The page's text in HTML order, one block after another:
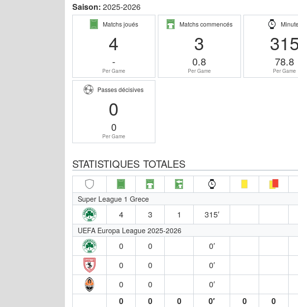
Saison: 2025-2026
Matchs joués
4
-
Per Game
Matchs commencés
3
0.8
Per Game
78.8
Per Game
Passes décisives
0
0
Per Game
STATISTIQUES TOTALES
Super League 1 Grece
4 3 1 315′
UEFA Europa League 2025-2026
0 0
0′
0
0
0′
0
0
0′
0
0 0 0′ 0 0